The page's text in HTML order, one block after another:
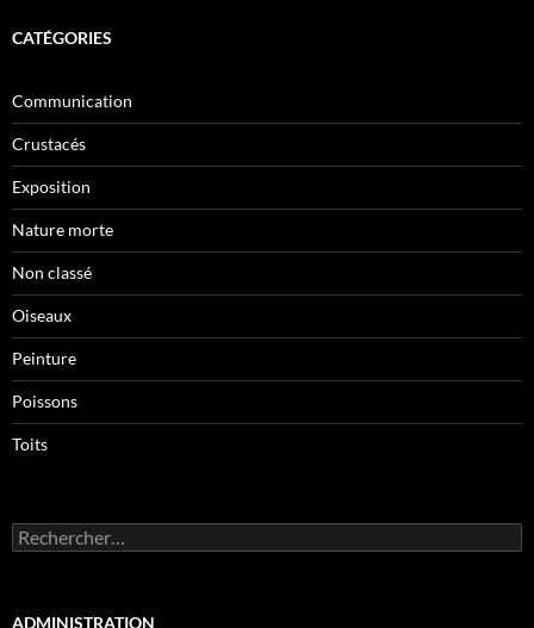
CATÉGORIES
Communication
Crustacés
Exposition
Nature morte
Non classé
Oiseaux
Peinture
Poissons
Toits
Rechercher :
ADMINISTRATION